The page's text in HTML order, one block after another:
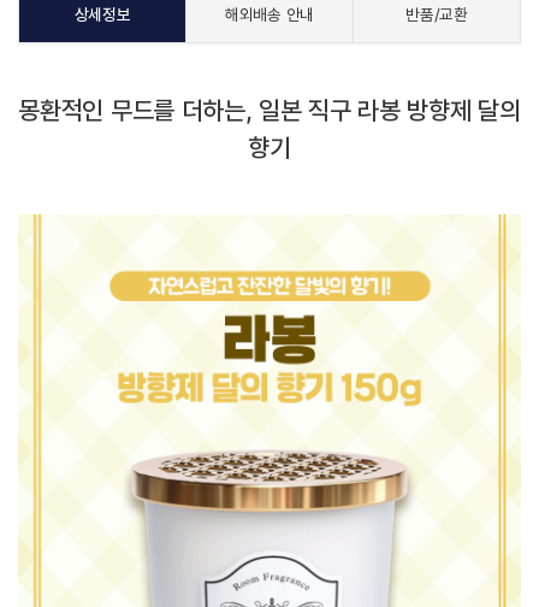
상세정보 해외배송 안내 반품/교환
몽환적인 무드를 더하는, 일본 직구 라봉 방향제 달의
향기